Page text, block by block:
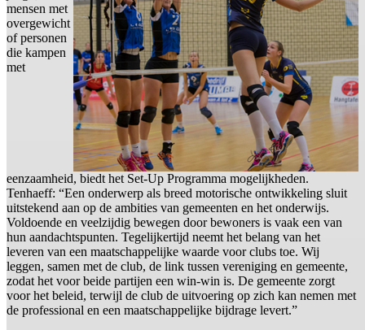
mensen met
overgewicht
of personen
die kampen
met
eenzaamheid, biedt het Set-Up Programma mogelijkheden.
Tenhaeff: “Een onderwerp als breed motorische ontwikkeling sluit
uitstekend aan op de ambities van gemeenten en het onderwijs.
Voldoende en veelzijdig bewegen door bewoners is vaak een van
hun aandachtspunten. Tegelijkertijd neemt het belang van het
leveren van een maatschappelijke waarde voor clubs toe. Wij
leggen, samen met de club, de link tussen vereniging en gemeente,
zodat het voor beide partijen een win-win is. De gemeente zorgt
voor het beleid, terwijl de club de uitvoering op zich kan nemen met
de professional en een maatschappelijke bijdrage levert.”